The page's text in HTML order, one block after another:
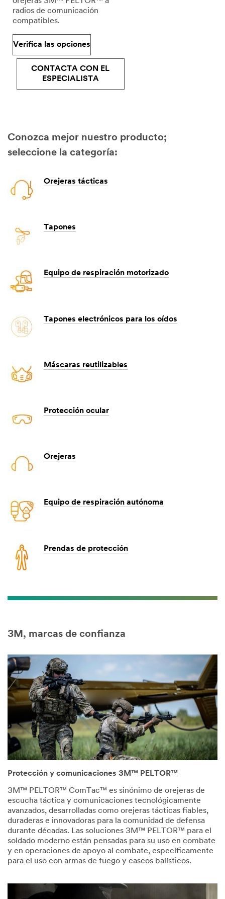
radios de comunicación
compatibles.
Verifica las opciones
CONTACTA CON EL
ESPECIALISTA
Conozca mejor nuestro producto;
seleccione la categoría:
Orejeras tácticas
Tapones
Equipo de respiración motorizado
Tapones electrónicos para los oídos
Máscaras reutilizables
Protección ocular
Orejeras
Equipo de respiración autónoma
Prendas de protección
3M, marcas de confianza
Protección y comunicaciones 3M™ PELTOR™
3M™ PELTOR™ ComTac™ es sinónimo de orejeras de
escucha táctica y comunicaciones tecnológicamente
avanzados, desarrolladas como orejeras tácticas fiables,
duraderas e innovadoras para la comunidad de defensa
durante décadas. Las soluciones 3M™ PELTOR™ para el
soldado moderno están pensadas para su uso en combate
y en operaciones de apoyo al combate, específicamente
para el uso con armas de fuego y cascos balísticos.